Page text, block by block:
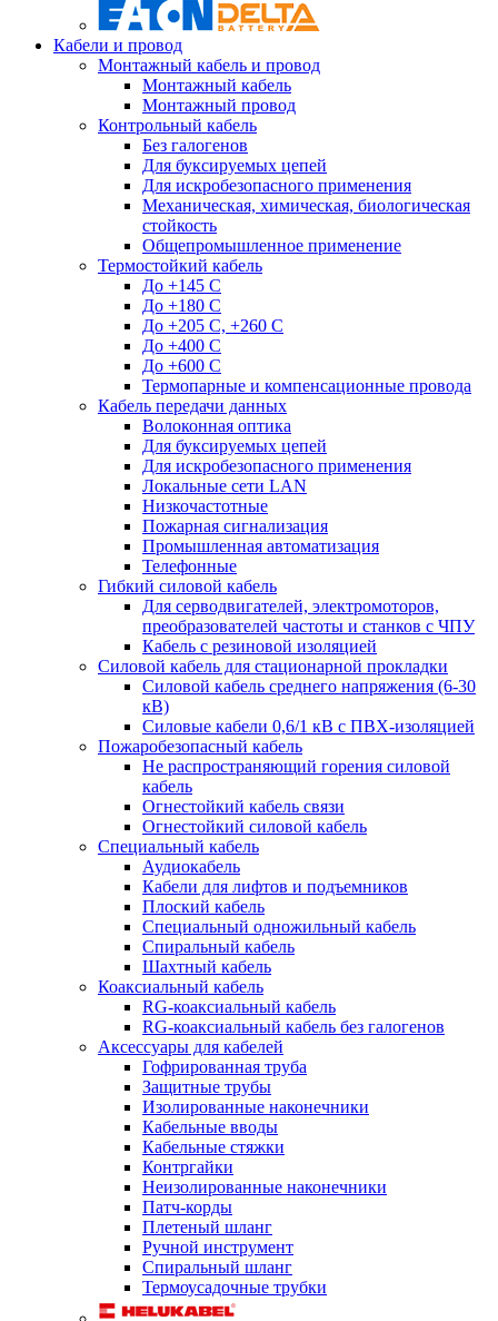
Кабели и провод
Монтажный кабель и провод
Монтажный кабель
Монтажный провод
Контрольный кабель
Без галогенов
Для буксируемых цепей
Для искробезопасного применения
Механическая, химическая, биологическая
стойкость
Общепромышленное применение
Термостойкий кабель
До +145 С
До +180 C
До +205 С, +260 С
До +400 C
До +600 С
Термопарные и компенсационные провода
Кабель передачи данных
Волоконная оптика
Для буксируемых цепей
Для искробезопасного применения
Локальные сети LAN
Низкочастотные
Пожарная сигнализация
Промышленная автоматизация
Телефонные
Гибкий силовой кабель
Для серводвигателей, электромоторов,
преобразователей частоты и станков с ЧПУ
Кабель с резиновой изоляцией
Силовой кабель для стационарной прокладки
Силовой кабель среднего напряжения (6-30
кВ)
Силовые кабели 0,6/1 кВ с ПВХ-изоляцией
Пожаробезопасный кабель
Не распространяющий горения силовой
кабель
Огнестойкий кабель связи
Огнестойкий силовой кабель
Специальный кабель
Аудиокабель
Кабели для лифтов и подъемников
Плоский кабель
Специальный одножильный кабель
Спиральный кабель
Шахтный кабель
Коаксиальный кабель
RG-коаксиальный кабель
RG-коаксиальный кабель без галогенов
Аксессуары для кабелей
Гофрированная труба
Защитные трубы
Изолированные наконечники
Кабельные вводы
Кабельные стяжки
Контргайки
Неизолированные наконечники
Патч-корды
Плетеный шланг
Ручной инструмент
Спиральный шланг
Термоусадочные трубки